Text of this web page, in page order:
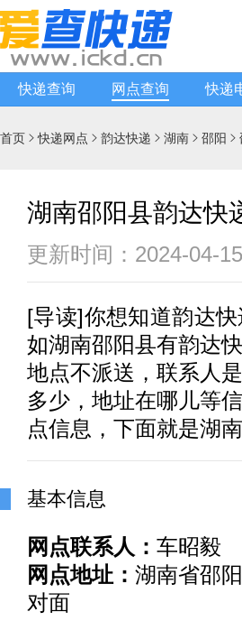
快递查询 网点查询 快递
首页 快递网点  韵达快递  湖南  邵阳 
湖南邵阳县韵达快
更新时间：2024-04-15
[导读]你想知道韵达快
如湖南邵阳县有韵达
地点不派送，联系人
多少，地址在哪儿等
点信息，下面就是湖
基本信息
网点联系人： 车昭毅
网点地址： 湖南省邵
对面